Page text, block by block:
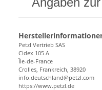
Petzl Vertrieb SAS
Cidex 105 A
Île-de-France
Crolles, Frankreich, 38920
info.deutschland@petzl.com
https://www.petzl.de